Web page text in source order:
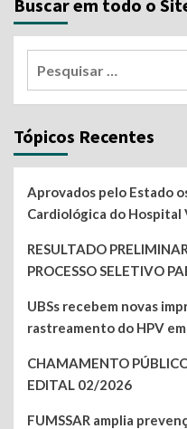
Buscar em todo o
Tópicos Recentes
Aprovados pelo Estado
Cardiológica do Hospital
RESULTADO
PROCESSO SELETIVO
UBSs recebem novas
rastreamento do HPV em
CHAMAMENTO
EDITAL 02/2026
FUMSSAR amplia